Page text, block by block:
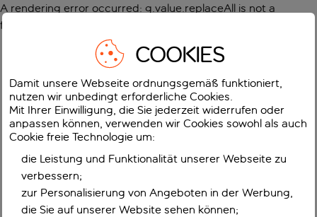
A rendering error occurred: g.value.replaceAll is not a
function
COOKIES
Damit unsere Webseite ordnungsgemäß funktioniert,
nutzen wir unbedingt erforderliche Cookies.
Mit Ihrer Einwilligung, die Sie jederzeit widerrufen oder
anpassen können, verwenden wir Cookies sowohl als auch
Cookie freie Technologie um:
die Leistung und Funktionalität unserer Webseite zu
verbessern;
zur Personalisierung von Angeboten in der Werbung,
die Sie auf unserer Website sehen können;